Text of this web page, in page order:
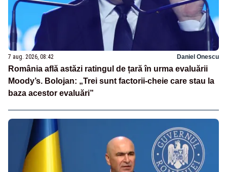
7 aug. 2026, 08:42 Daniel Onescu
România află astăzi ratingul de țară în urma evaluării
Moody’s. Bolojan: „Trei sunt factorii-cheie care stau la
baza acestor evaluări”